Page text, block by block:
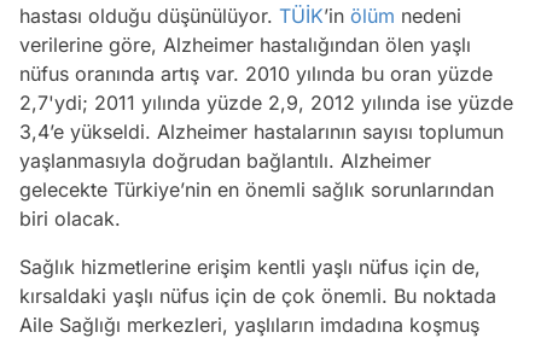
hastası olduğu düşünülüyor. TÜİK’in ölüm nedeni
verilerine göre, Alzheimer hastalığından ölen yaşlı
nüfus oranında artış var. 2010 yılında bu oran yüzde
2,7'ydi; 2011 yılında yüzde 2,9, 2012 yılında ise yüzde
3,4’e yükseldi. Alzheimer hastalarının sayısı toplumun
yaşlanmasıyla doğrudan bağlantılı. Alzheimer
gelecekte Türkiye’nin en önemli sağlık sorunlarından
biri olacak.
Sağlık hizmetlerine erişim kentli yaşlı nüfus için de,
kırsaldaki yaşlı nüfus için de çok önemli. Bu noktada
Aile Sağlığı merkezleri, yaşlıların imdadına koşmuş